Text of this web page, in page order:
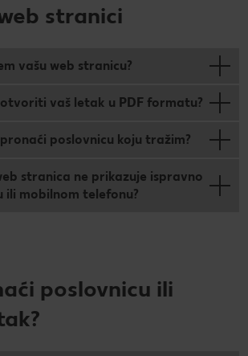
OUT
NATJEČAJA „Sup“
cijena
Croatia
stranici
vašu web stranicu?
vaš letak u PDF formatu?
poslovnicu koju tražim?
stranica ne prikazuje ispravno
ili mobilnom telefonu?
poslovnicu ili